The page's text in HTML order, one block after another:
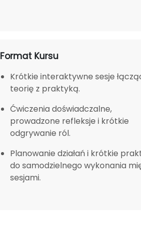
Format Kursu
Krótkie interaktywne sesje
teorię z praktyką.
Ćwiczenia doświadczalne,
prowadzone refleksje i krótkie
odgrywanie ról.
Planowanie działań i krótkie
do samodzielnego wykonania
sesjami.